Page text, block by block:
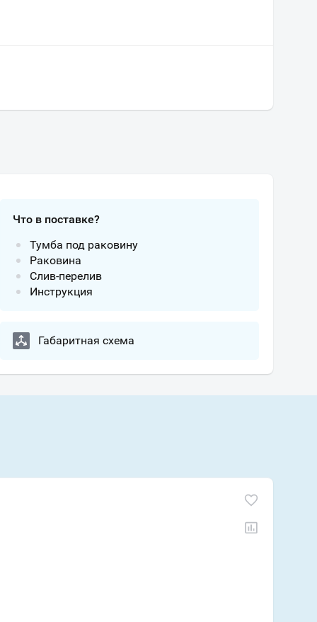
Что в поставке?
Тумба под раковину
Раковина
Слив-перелив
Инструкция
Габаритная схема